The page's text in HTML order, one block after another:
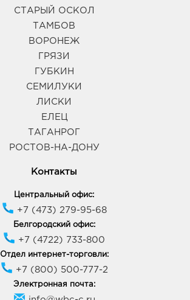
СТАРЫЙ ОСКОЛ
ТАМБОВ
ВОРОНЕЖ
ГРЯЗИ
ГУБКИН
СЕМИЛУКИ
ЛИСКИ
ЕЛЕЦ
ТАГАНРОГ
РОСТОВ-НА-ДОНУ
Контакты
Центральный офис:
+7 (473) 279-95-68
Белгородский офис:
+7 (4722) 733-800
Отдел интернет-торговли:
+7 (800) 500-777-2
Электронная почта: